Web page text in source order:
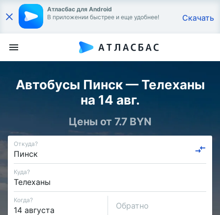
Атласбас для Android
В приложении быстрее и еще удобнее!
Скачать
Автобусы Пинск — Телеханы
на 14 авг.
Цены от 7.7 BYN
Откуда?
Куда?
Когда?
Обратно